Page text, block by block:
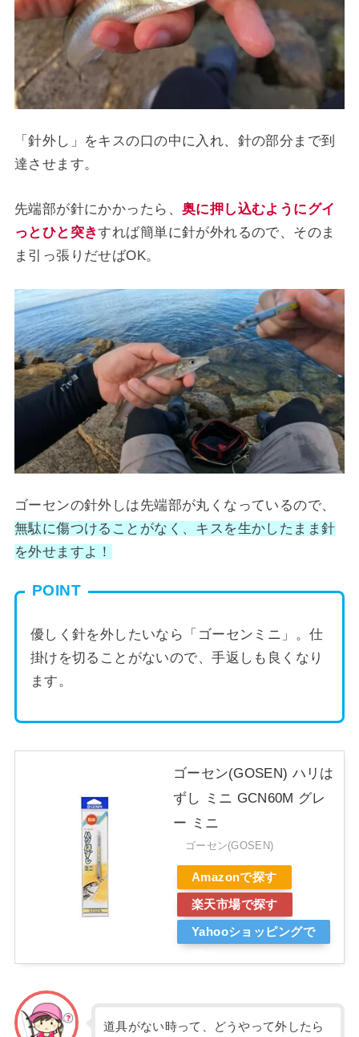
「針外し」をキスの口の中に入れ、針の部分まで到
達させます。
先端部が針にかかったら、 奥に押し込むようにグイ
っとひと突きすれば簡単に針が外れるので、そのま
ま引っ張りだせばOK。
ゴーセンの針外しは先端部が丸くなっているので、
無駄に傷つけることがなく、キスを生かしたまま針
を外せますよ！
POINT
優しく針を外したいなら「ゴーセンミニ」。仕
掛けを切ることがないので、手返しも良くなり
ます。
ゴーセン(GOSEN) ハリは
ずし ミニ GCN60M グレ
ー ミニ
ゴーセン(GOSEN)
Amazonで探す
楽天市場で探す
Yahooショッピングで
道具がない時って、どうやって外したら